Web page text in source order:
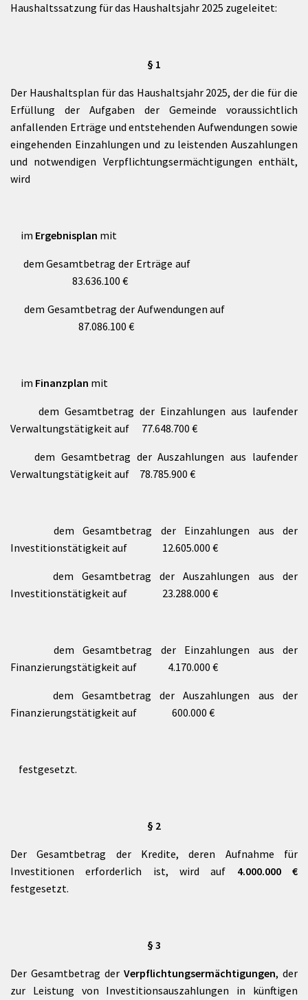
Haushaltssatzung für das Haushaltsjahr 2025 zugeleitet:
§ 1
Der Haushaltsplan für das Haushaltsjahr 2025, der die für die
Erfüllung der Aufgaben der Gemeinde voraussichtlich
anfallenden Erträge und entstehenden Aufwendungen sowie
eingehenden Einzahlungen und zu leistenden Auszahlungen
und notwendigen Verpflichtungsermächtigungen enthält,
wird
im Ergebnisplan mit
dem Gesamtbetrag der Erträge auf
83.636.100 €
dem Gesamtbetrag der Aufwendungen auf
87.086.100 €
im Finanzplan mit
dem Gesamtbetrag der Einzahlungen aus laufender
Verwaltungstätigkeit auf 77.648.700 €
dem Gesamtbetrag der Auszahlungen aus laufender
Verwaltungstätigkeit auf 78.785.900 €
dem Gesamtbetrag der Einzahlungen aus der
Investitionstätigkeit auf 12.605.000 €
dem Gesamtbetrag der Auszahlungen aus der
Investitionstätigkeit auf 23.288.000 €
dem Gesamtbetrag der Einzahlungen aus der
Finanzierungstätigkeit auf 4.170.000 €
dem Gesamtbetrag der Auszahlungen aus der
Finanzierungstätigkeit auf 600.000 €
festgesetzt.
§ 2
Der Gesamtbetrag der Kredite, deren Aufnahme für
Investitionen erforderlich ist, wird auf 4.000.000 €
festgesetzt.
§ 3
Der Gesamtbetrag der Verpflichtungsermächtigungen, der
zur Leistung von Investitionsauszahlungen in künftigen